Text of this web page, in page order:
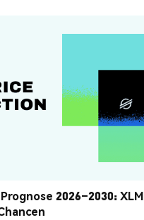
2026–2030: XLM